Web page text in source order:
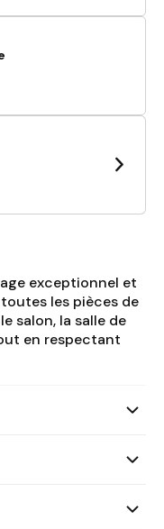
exceptionnel et
les pièces de
salon, la salle de
en respectant